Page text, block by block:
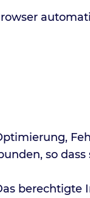
so dass
berechtigte